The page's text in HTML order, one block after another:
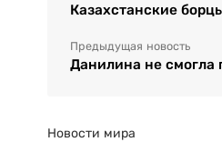
Казахстанские
Предыдущая новость
Данилина не смогла
Новости мира